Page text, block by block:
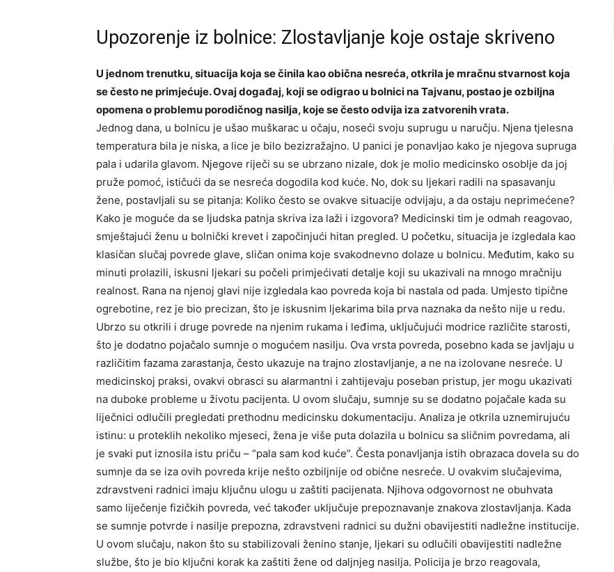
Upozorenje iz bolnice: Zlostavljanje koje ostaje skriveno
U jednom trenutku, situacija koja se činila kao obična nesreća, otkrila je mračnu stvarnost koja
se često ne primjećuje. Ovaj događaj, koji se odigrao u bolnici na Tajvanu, postao je ozbiljna
opomena o problemu porodičnog nasilja, koje se često odvija iza zatvorenih vrata.
Jednog dana, u bolnicu je ušao muškarac u očaju, noseći svoju suprugu u naručju. Njena tjelesna
temperatura bila je niska, a lice je bilo bezizražajno. U panici je ponavljao kako je njegova supruga
pala i udarila glavom. Njegove riječi su se ubrzano nizale, dok je molio medicinsko osoblje da joj
pruže pomoć, ističući da se nesreća dogodila kod kuće. No, dok su ljekari radili na spasavanju
žene, postavljali su se pitanja: Koliko često se ovakve situacije odvijaju, a da ostaju neprimećene?
Kako je moguće da se ljudska patnja skriva iza laži i izgovora? Medicinski tim je odmah reagovao,
smještajući ženu u bolnički krevet i započinjući hitan pregled. U početku, situacija je izgledala kao
klasičan slučaj povrede glave, sličan onima koje svakodnevno dolaze u bolnicu. Međutim, kako su
minuti prolazili, iskusni ljekari su počeli primjećivati detalje koji su ukazivali na mnogo mračniju
realnost. Rana na njenoj glavi nije izgledala kao povreda koja bi nastala od pada. Umjesto tipične
ogrebotine, rez je bio precizan, što je iskusnim ljekarima bila prva naznaka da nešto nije u redu.
Ubrzo su otkrili i druge povrede na njenim rukama i leđima, uključujući modrice različite starosti,
što je dodatno pojačalo sumnje o mogućem nasilju. Ova vrsta povreda, posebno kada se javljaju u
različitim fazama zarastanja, često ukazuje na trajno zlostavljanje, a ne na izolovane nesreće. U
medicinskoj praksi, ovakvi obrasci su alarmantni i zahtijevaju poseban pristup, jer mogu ukazivati
na duboke probleme u životu pacijenta. U ovom slučaju, sumnje su se dodatno pojačale kada su
liječnici odlučili pregledati prethodnu medicinsku dokumentaciju. Analiza je otkrila uznemirujuću
istinu: u proteklih nekoliko mjeseci, žena je više puta dolazila u bolnicu sa sličnim povredama, ali
je svaki put iznosila istu priču – “pala sam kod kuće”. Česta ponavljanja istih obrazaca dovela su do
sumnje da se iza ovih povreda krije nešto ozbiljnije od obične nesreće. U ovakvim slučajevima,
zdravstveni radnici imaju ključnu ulogu u zaštiti pacijenata. Njihova odgovornost ne obuhvata
samo liječenje fizičkih povreda, već također uključuje prepoznavanje znakova zlostavljanja. Kada
se sumnje potvrde i nasilje prepozna, zdravstveni radnici su dužni obavijestiti nadležne institucije.
U ovom slučaju, nakon što su stabilizovali ženino stanje, ljekari su odlučili obavijestiti nadležne
službe, što je bio ključni korak ka zaštiti žene od daljnjeg nasilja. Policija je brzo reagovala,